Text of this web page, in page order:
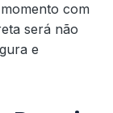
com
será não
e